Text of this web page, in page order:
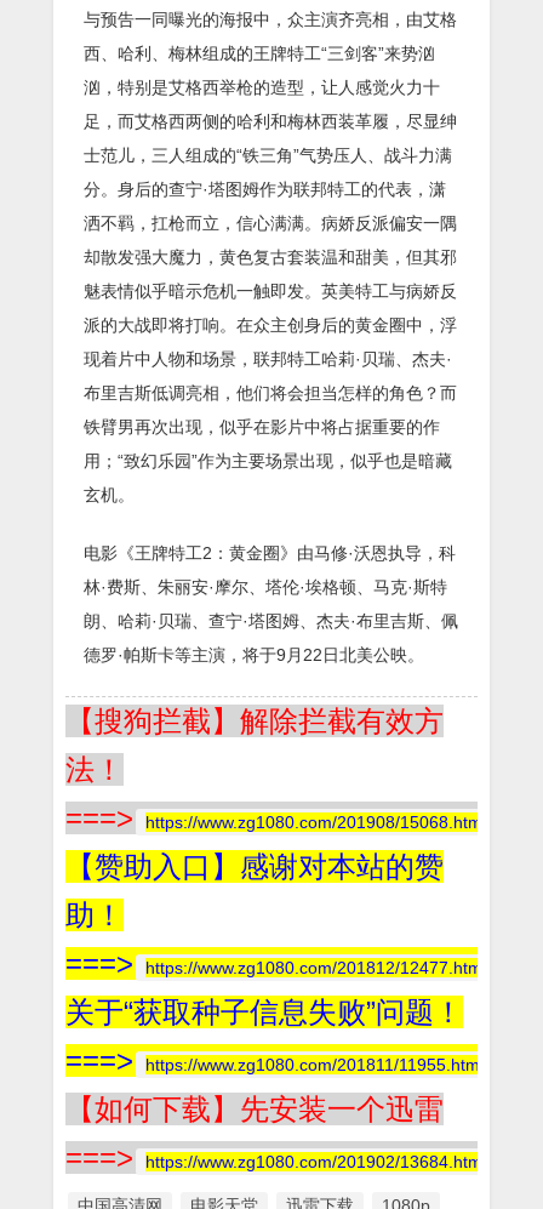
与预告一同曝光的海报中，众主演齐亮相，由艾格
西、哈利、梅林组成的王牌特工“三剑客”来势汹
汹，特别是艾格西举枪的造型，让人感觉火力十
足，而艾格西两侧的哈利和梅林西装革履，尽显绅
士范儿，三人组成的“铁三角”气势压人、战斗力满
分。身后的查宁·塔图姆作为联邦特工的代表，潇
洒不羁，扛枪而立，信心满满。病娇反派偏安一隅
却散发强大魔力，黄色复古套装温和甜美，但其邪
魅表情似乎暗示危机一触即发。英美特工与病娇反
派的大战即将打响。在众主创身后的黄金圈中，浮
现着片中人物和场景，联邦特工哈莉·贝瑞、杰夫·
布里吉斯低调亮相，他们将会担当怎样的角色？而
铁臂男再次出现，似乎在影片中将占据重要的作
用；“致幻乐园”作为主要场景出现，似乎也是暗藏
玄机。
电影《王牌特工2：黄金圈》由马修·沃恩执导，科
林·费斯、朱丽安·摩尔、塔伦·埃格顿、马克·斯特
朗、哈莉·贝瑞、查宁·塔图姆、杰夫·布里吉斯、佩
德罗·帕斯卡等主演，将于9月22日北美公映。
【搜狗拦截】解除拦截有效方
法！
===>
https://www.zg1080.com/201908/15068.html
【赞助入口】感谢对本站的赞
助！
===>
https://www.zg1080.com/201812/12477.html
关于“获取种子信息失败”问题！
===>
https://www.zg1080.com/201811/11955.html
【如何下载】先安装一个迅雷
===>
https://www.zg1080.com/201902/13684.html
中国高清网 电影天堂 迅雷下载 1080p